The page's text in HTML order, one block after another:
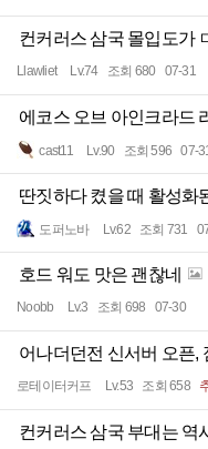
컨커러스 삼국 몰입도가
Llawliet Lv.74 조회 680 07-31
에코스 오브 아인크라드
cast11 Lv.90 조회 596 07-
딴짓하다 켰을 때 활성화
도퍼노바 Lv.62 조회 731
호드 워도 맛은 괜찮네
Noobb Lv.3 조회 698 07-30
어나더던전 신서버 오픈,
로테이터커프 Lv.53 조회 658
컨커러스 삼국 부대는 역